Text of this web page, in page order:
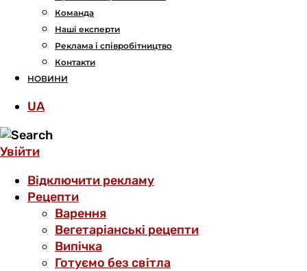
Команда
Наші експерти
Реклама і співробітництво
Контакти
НОВИНИ
UA
Увійти
Відключити рекламу
Рецепти
Варення
Вегетаріанські рецепти
Випічка
Готуємо без світла